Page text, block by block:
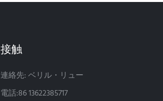
接触
連絡先: ベリル・リュー
電話:86 13622385717